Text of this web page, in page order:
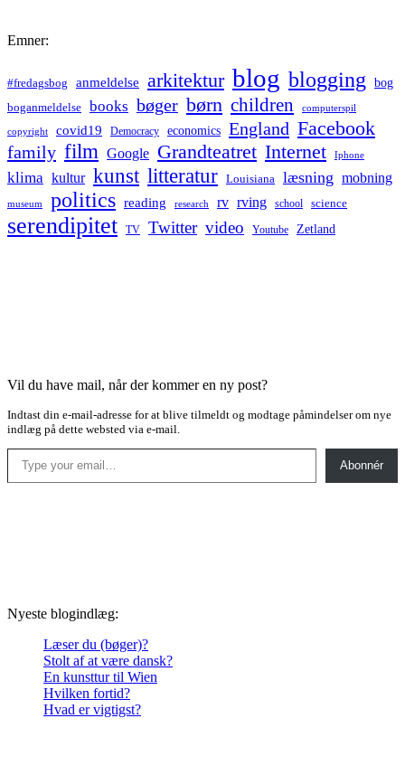
Emner:
#fredagsbog anmeldelse arkitektur blog blogging bog
boganmeldelse books bøger børn children computerspil
copyright covid19 Democracy economics England Facebook
family film Google Grandteatret Internet Iphone
klima kultur kunst litteratur Louisiana læsning mobning
museum politics reading research rv rving school science
serendipitet TV Twitter video Youtube Zetland
Vil du have mail, når der kommer en ny post?
Indtast din e-mail-adresse for at blive tilmeldt og modtage påmindelser om nye
indlæg på dette websted via e-mail.
Type your email…
Abonnér
Nyeste blogindlæg:
Læser du (bøger)?
Stolt af at være dansk?
En kunsttur til Wien
Hvilken fortid?
Hvad er vigtigst?